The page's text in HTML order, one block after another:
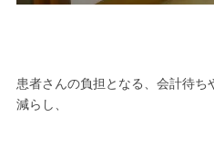
患者さんの負担となる、会計待
減らし、